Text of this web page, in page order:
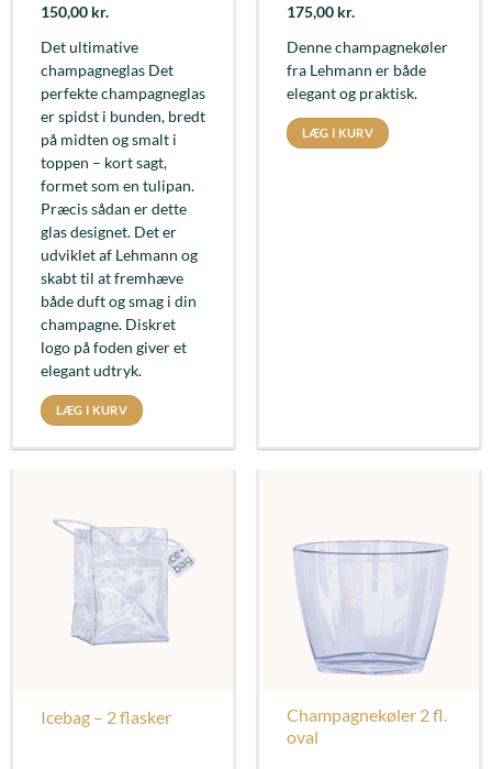
150,00 kr.
Det ultimative
champagneglas Det
perfekte champagneglas
er spidst i bunden, bredt
på midten og smalt i
toppen – kort sagt,
formet som en tulipan.
Præcis sådan er dette
glas designet. Det er
udviklet af Lehmann og
skabt til at fremhæve
både duft og smag i din
champagne. Diskret
logo på foden giver et
elegant udtryk.
LÆG I KURV
175,00 kr.
Denne champagnekøler
fra Lehmann er både
elegant og praktisk.
LÆG I KURV
Icebag – 2 flasker
Champagnekøler 2 fl.
oval